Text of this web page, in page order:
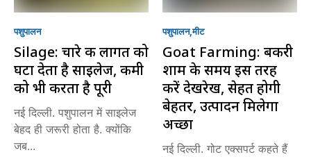
पशुपालन
Silage: चारे की लागत को
घटा देता है साइलेज, कमी
को भी करता है पूरी
नई दिल्ली. पशुपालन में साइलेज
बेहद ही जरूरी होता है. क्योंकि
जब...
पशुपालन मीट
Goat Farming: बकरी
शाम के समय इस तरह
करें देखरेख, सेहत होगी
बेहतर, उत्पादन मिलेगा
अच्छा
नई दिल्ली. गोट एक्सपर्ट कहते हैं